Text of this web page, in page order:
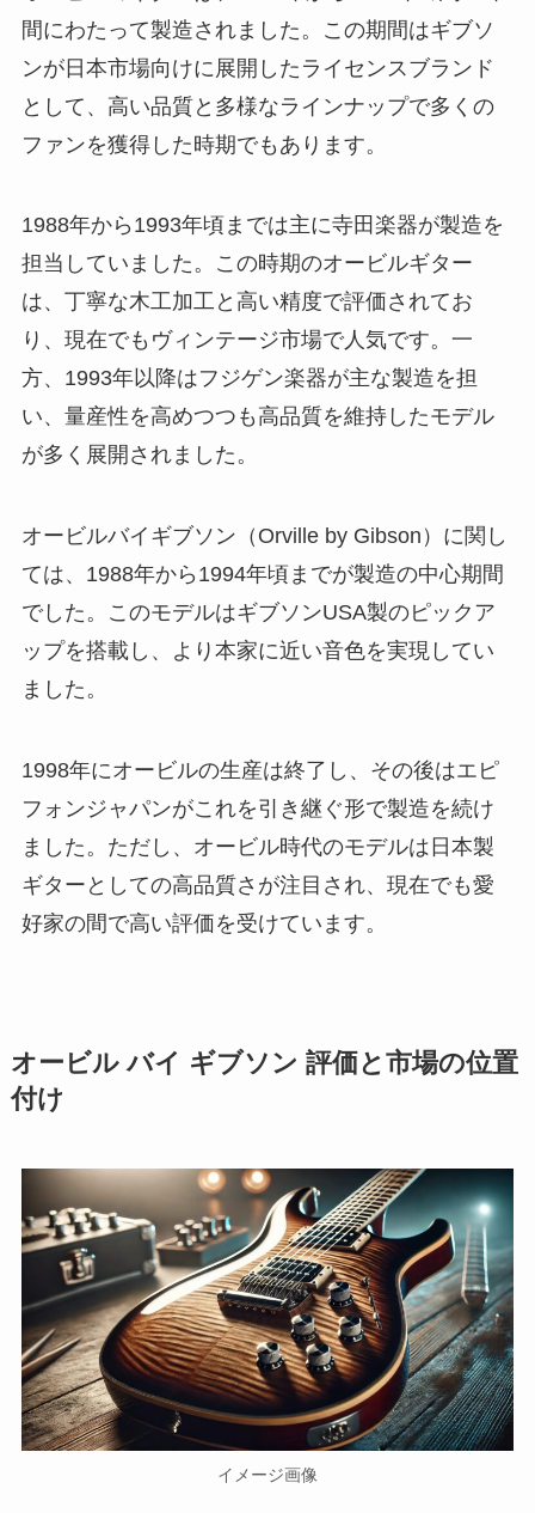
間にわたって製造されました。この期間はギブソ
ンが日本市場向けに展開したライセンスブランド
として、高い品質と多様なラインナップで多くの
ファンを獲得した時期でもあります。
1988年から1993年頃までは主に寺田楽器が製造を
担当していました。この時期のオービルギター
は、丁寧な木工加工と高い精度で評価されてお
り、現在でもヴィンテージ市場で人気です。一
方、1993年以降はフジゲン楽器が主な製造を担
い、量産性を高めつつも高品質を維持したモデル
が多く展開されました。
オービルバイギブソン（Orville by Gibson）に関し
ては、1988年から1994年頃までが製造の中心期間
でした。このモデルはギブソンUSA製のピックア
ップを搭載し、より本家に近い音色を実現してい
ました。
1998年にオービルの生産は終了し、その後はエピ
フォンジャパンがこれを引き継ぐ形で製造を続け
ました。ただし、オービル時代のモデルは日本製
ギターとしての高品質さが注目され、現在でも愛
好家の間で高い評価を受けています。
オービル バイ ギブソン 評価と市場の位置
付け
イメージ画像